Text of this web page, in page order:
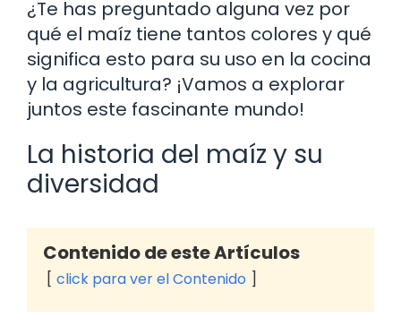
¿Te has preguntado alguna vez por
qué el maíz tiene tantos colores y qué
significa esto para su uso en la cocina
y la agricultura? ¡Vamos a explorar
juntos este fascinante mundo!
La historia del maíz y su
diversidad
Contenido de este Artículos
click para ver el Contenido